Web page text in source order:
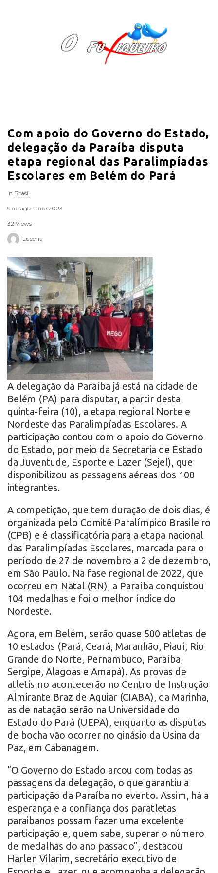
F
q
u
e
i
o
Com apoio do Governo do Estado,
delegação da Paraíba disputa
etapa regional das Paralimpíadas
Escolares em Belém do Pará
In Brasil
9 de agosto de 2023
32 Views
Lucena
A delegação da Paraíba já está na cidade de
Belém (PA) para disputar, a partir desta
quinta-feira (10), a etapa regional Norte e
Nordeste das Paralimpíadas Escolares. A
participação contou com o apoio do Governo
do Estado, por meio da Secretaria de Estado
da Juventude, Esporte e Lazer (Sejel), que
disponibilizou as passagens aéreas dos 100
integrantes.
A competição, que tem duração de dois dias, é
organizada pelo Comitê Paralímpico Brasileiro
(CPB) e é classificatória para a etapa nacional
das Paralimpíadas Escolares, marcada para o
período de 27 de novembro a 2 de dezembro,
em São Paulo. Na fase regional de 2022, que
ocorreu em Natal (RN), a Paraíba conquistou
104 medalhas e foi o melhor índice do
Nordeste.
Agora, em Belém, serão quase 500 atletas de
10 estados (Pará, Ceará, Maranhão, Piauí, Rio
Grande do Norte, Pernambuco, Paraíba,
Sergipe, Alagoas e Amapá). As provas de
atletismo acontecerão no Centro de Instrução
Almirante Braz de Aguiar (CIABA), da Marinha,
as de natação serão na Universidade do
Estado do Pará (UEPA), enquanto as disputas
de bocha vão ocorrer no ginásio da Usina da
Paz, em Cabanagem.
“O Governo do Estado arcou com todas as
passagens da delegação, o que garantiu a
participação da Paraíba no evento. Assim, há a
esperança e a confiança dos paratletas
paraibanos possam fazer uma excelente
participação e, quem sabe, superar o número
de medalhas do ano passado”, destacou
Harlen Vilarim, secretário executivo de